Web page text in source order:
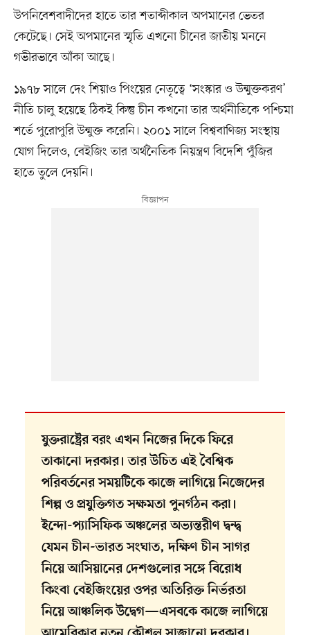
উপনিবেশবাদীদের হাতে তার শতাব্দীকাল অপমানের ভেতর
কেটেছে। সেই অপমানের স্মৃতি এখনো চীনের জাতীয় মননে
গভীরভাবে আঁকা আছে।
১৯৭৮ সালে দেং শিয়াও পিংয়ের নেতৃত্বে ‘সংস্কার ও উন্মুক্তকরণ’
নীতি চালু হয়েছে ঠিকই কিন্তু চীন কখনো তার অর্থনীতিকে পশ্চিমা
শর্তে পুরোপুরি উন্মুক্ত করেনি। ২০০১ সালে বিশ্ববাণিজ্য সংস্থায়
যোগ দিলেও, বেইজিং তার অর্থনৈতিক নিয়ন্ত্রণ বিদেশি পুঁজির
হাতে তুলে দেয়নি।
যুক্তরাষ্ট্রের বরং এখন নিজের দিকে ফিরে
তাকানো দরকার। তার উচিত এই বৈশ্বিক
পরিবর্তনের সময়টিকে কাজে লাগিয়ে নিজেদের
শিল্প ও প্রযুক্তিগত সক্ষমতা পুনর্গঠন করা।
ইন্দো-প্যাসিফিক অঞ্চলের অভ্যন্তরীণ দ্বন্দ্ব
যেমন চীন-ভারত সংঘাত, দক্ষিণ চীন সাগর
নিয়ে আসিয়ানের দেশগুলোর সঙ্গে বিরোধ
কিংবা বেইজিংয়ের ওপর অতিরিক্ত নির্ভরতা
নিয়ে আঞ্চলিক উদ্বেগ—এসবকে কাজে লাগিয়ে